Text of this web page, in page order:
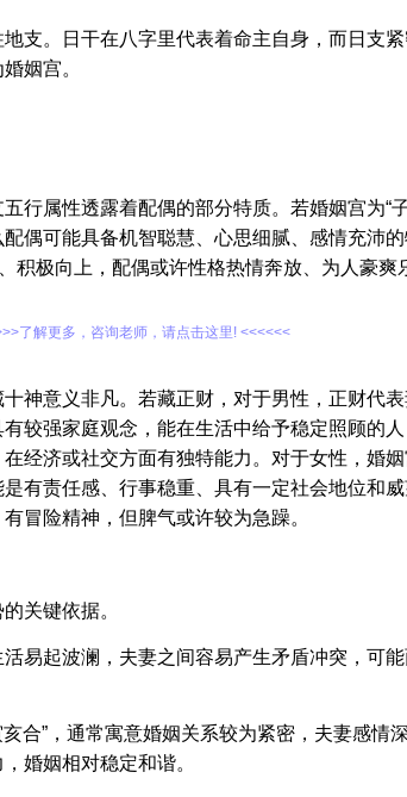
支。日干在八字里代表着命主自身，而日支
姻宫。
行属性透露着配偶的部分特质。若婚姻宫为“
偶可能具备机智聪慧、心思细腻、感情充沛
积极向上，配偶或许性格热情奔放、为人豪爽
了解更多，咨询老师，请点击这里! <<<<<<
神意义非凡。若藏正财，对于男性，正财代
较强家庭观念，能在生活中给予稳定照顾的
经济或社交方面有独特能力。对于女性，婚姻
有责任感、行事稳重、具有一定社会地位和
冒险精神，但脾气或许较为急躁。
关键依据。
易起波澜，夫妻之间容易产生矛盾冲突，可
亥合”，通常寓意婚姻关系较为紧密，夫妻感情
婚姻相对稳定和谐。